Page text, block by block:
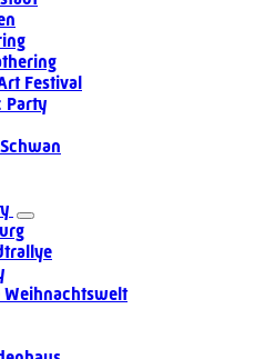
Festival
Party
Weihnachtswelt